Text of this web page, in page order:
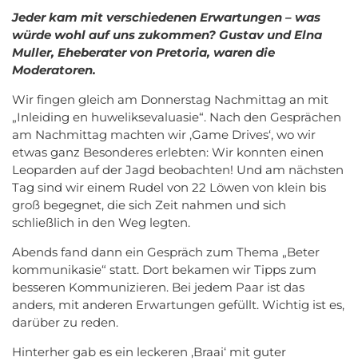
Jeder kam mit verschiedenen Erwartungen – was
würde wohl auf uns zukommen? Gustav und Elna
Muller, Eheberater von Pretoria, waren die
Moderatoren.
Wir fingen gleich am Donnerstag Nachmittag an mit
„Inleiding en huweliksevaluasie“. Nach den Gesprächen
am Nachmittag machten wir ‚Game Drives‘, wo wir
etwas ganz Besonderes erlebten: Wir konnten einen
Leoparden auf der Jagd beobachten! Und am nächsten
Tag sind wir einem Rudel von 22 Löwen von klein bis
groß begegnet, die sich Zeit nahmen und sich
schließlich in den Weg legten.
Abends fand dann ein Gespräch zum Thema „Beter
kommunikasie“ statt. Dort bekamen wir Tipps zum
besseren Kommunizieren. Bei jedem Paar ist das
anders, mit anderen Erwartungen gefüllt. Wichtig ist es,
darüber zu reden.
Hinterher gab es ein leckeren ‚Braai‘ mit guter